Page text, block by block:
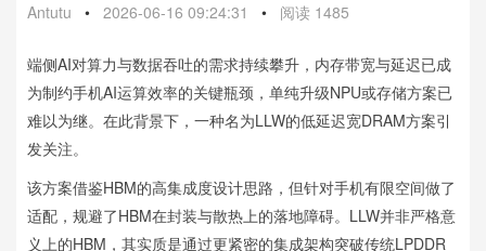
Antutu • 2026-06-16 09:24:31 • 阅读 1485
端侧AI对算力与数据吞吐的需求持续攀升，内存带宽与延迟已成
为制约手机AI运算效率的关键瓶颈，单纯升级NPU或存储方案已
难以为继。在此背景下，一种名为LLW的低延迟宽DRAM方案引
发关注。
该方案借鉴HBM的高集成度设计思路，但针对手机有限空间做了
适配，规避了HBM在封装与散热上的落地障碍。LLW并非严格意
义上的HBM，其实质是通过更紧密的集成架构突破传统LPDDR